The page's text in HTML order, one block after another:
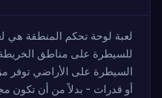
لعبة لوحة تحكم المنطقة هي
للسيطرة على مناطق الخريطة.
السيطرة على الأراضي توفر
أو قدرات - بدلاً من أن تكون